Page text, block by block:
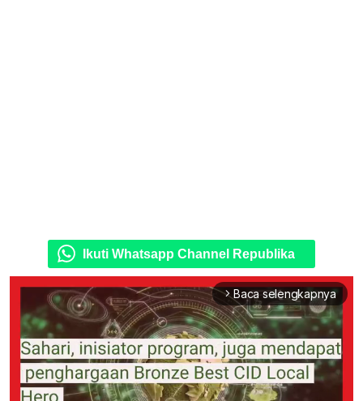
Ikuti Whatsapp Channel Republika
arrow_forward_ios Baca selengkapnya